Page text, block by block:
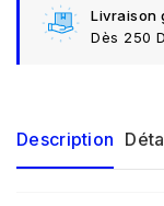
Livraison
Dès 250
Description